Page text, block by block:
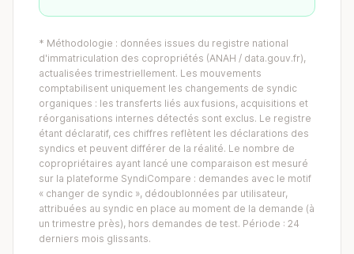
* Méthodologie : données issues du registre national
d'immatriculation des copropriétés (ANAH / data.gouv.fr),
actualisées trimestriellement. Les mouvements
comptabilisent uniquement les changements de syndic
organiques : les transferts liés aux fusions, acquisitions et
réorganisations internes détectés sont exclus. Le registre
étant déclaratif, ces chiffres reflètent les déclarations des
syndics et peuvent différer de la réalité. Le nombre de
copropriétaires ayant lancé une comparaison est mesuré
sur la plateforme SyndiCompare : demandes avec le motif
« changer de syndic », dédoublonnées par utilisateur,
attribuées au syndic en place au moment de la demande (à
un trimestre près), hors demandes de test. Période : 24
derniers mois glissants.